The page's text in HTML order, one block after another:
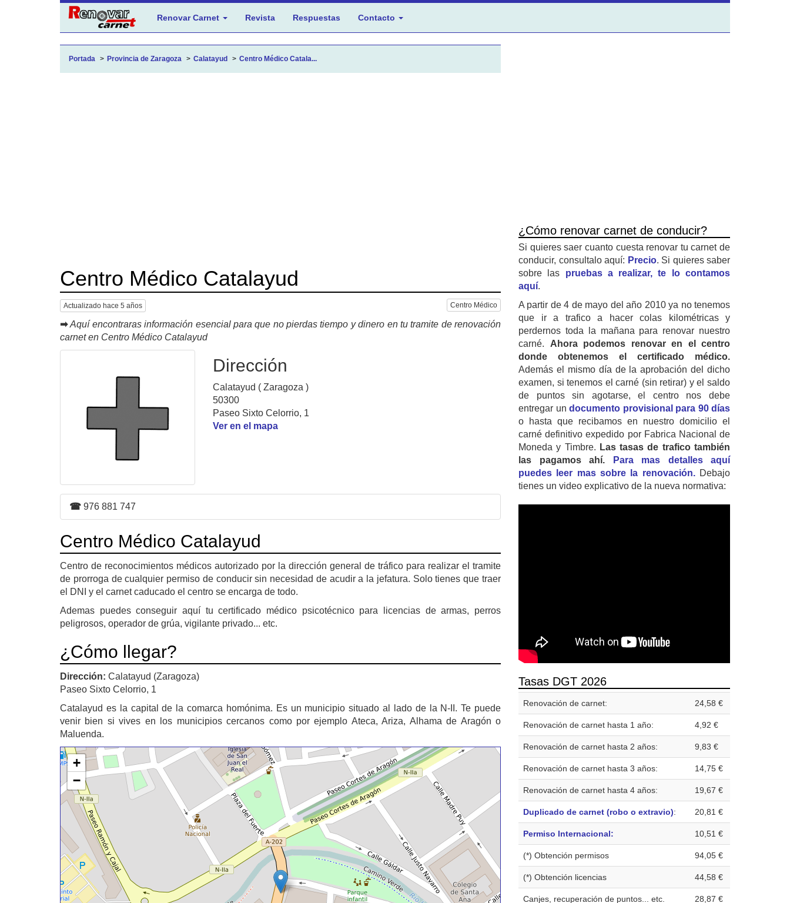
Renovar Carnet Revista Respuestas Contacto
Portada Provincia de Zaragoza Calatayud Centro Médico Catala...
Centro Médico Catalayud
Actualizado hace 5 años Centro Médico
➡ Aquí encontraras información esencial para que no pierdas tiempo y dinero en tu tramite de renovación
carnet en Centro Médico Catalayud
Dirección
Calatayud ( Zaragoza )
50300
Paseo Sixto Celorrio, 1
Ver en el mapa
☎ 976 881 747
Centro Médico Catalayud
Centro de reconocimientos médicos autorizado por la dirección general de tráfico para realizar el tramite
de prorroga de cualquier permiso de conducir sin necesidad de acudir a la jefatura. Solo tienes que traer
el DNI y el carnet caducado el centro se encarga de todo.
Ademas puedes conseguir aquí tu certificado médico psicotécnico para licencias de armas, perros
peligrosos, operador de grúa, vigilante privado... etc.
¿Cómo llegar?
Dirección: Calatayud (Zaragoza)
Paseo Sixto Celorrio, 1
Catalayud es la capital de la comarca homónima. Es un municipio situado al lado de la N-II. Te puede
venir bien si vives en los municipios cercanos como por ejemplo Ateca, Ariza, Alhama de Aragón o
Maluenda.
+
−
¿Cómo renovar carnet de conducir?
Si quieres saer cuanto cuesta renovar tu carnet de
conducir, consultalo aquí: Precio. Si quieres saber
sobre las pruebas a realizar, te lo contamos
aquí.
A partir de 4 de mayo del año 2010 ya no tenemos
que ir a trafico a hacer colas kilométricas y
perdernos toda la mañana para renovar nuestro
carné. Ahora podemos renovar en el centro
donde obtenemos el certificado médico.
Además el mismo día de la aprobación del dicho
examen, si tenemos el carné (sin retirar) y el saldo
de puntos sin agotarse, el centro nos debe
entregar un documento provisional para 90 días
o hasta que recibamos en nuestro domicilio el
carné definitivo expedido por Fabrica Nacional de
Moneda y Timbre. Las tasas de trafico también
las pagamos ahí.
Para mas detalles aquí
puedes leer mas sobre la renovación.Debajo
tienes un video explicativo de la nueva normativa:
Tasas DGT 2026
Renovación de carnet: 24,58 €
Renovación de carnet hasta 1 año: 4,92 €
Renovación de carnet hasta 2 años: 9,83 €
Renovación de carnet hasta 3 años: 14,75 €
Renovación de carnet hasta 4 años: 19,67 €
Duplicado de carnet (robo o extravio): 20,81 €
Permiso Internacional: 10,51 €
(*) Obtención permisos 94,05 €
(*) Obtención licencias 44,58 €
Canjes, recuperación de puntos... etc. 28,87 €